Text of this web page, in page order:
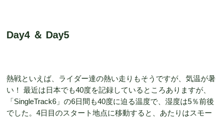
Day4 ＆ Day5
熱戦といえば、ライダー達の熱い走りもそうですが、気温が暑
い！ 最近は日本でも40度を記録しているところありますが、
「SingleTrack6」の6日間も40度に迫る温度で、湿度は5％前後
でした。4日目のスタート地点に移動すると、あたりはスモー